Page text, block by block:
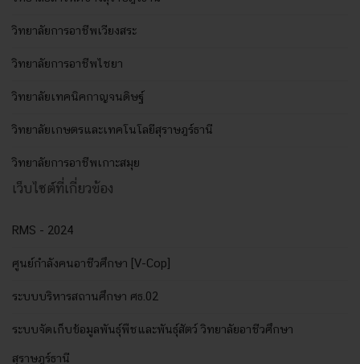
วิทยาลัยการอาชีพเวียงสระ
วิทยาลัยการอาชีพไชยา
วิทยาลัยเทคนิคกาญจนดิษฐ์
วิทยาลัยเกษตรและเทคโนโลยีสุราษฎร์ธานี
วิทยาลัยการอาชีพเกาะสมุย
เว็บไซต์ที่เกี่ยวข้อง
RMS - 2024
ศูนย์กำลังคนอาชีวศึกษา [V-Cop]
ระบบบริหารสถานศึกษา ศธ.02
ระบบจัดเก็บข้อมูลพันธุ์พืชและพันธุ์สัตว์ วิทยาลัยอาชีวศึกษา
สุราษฎร์ธานี